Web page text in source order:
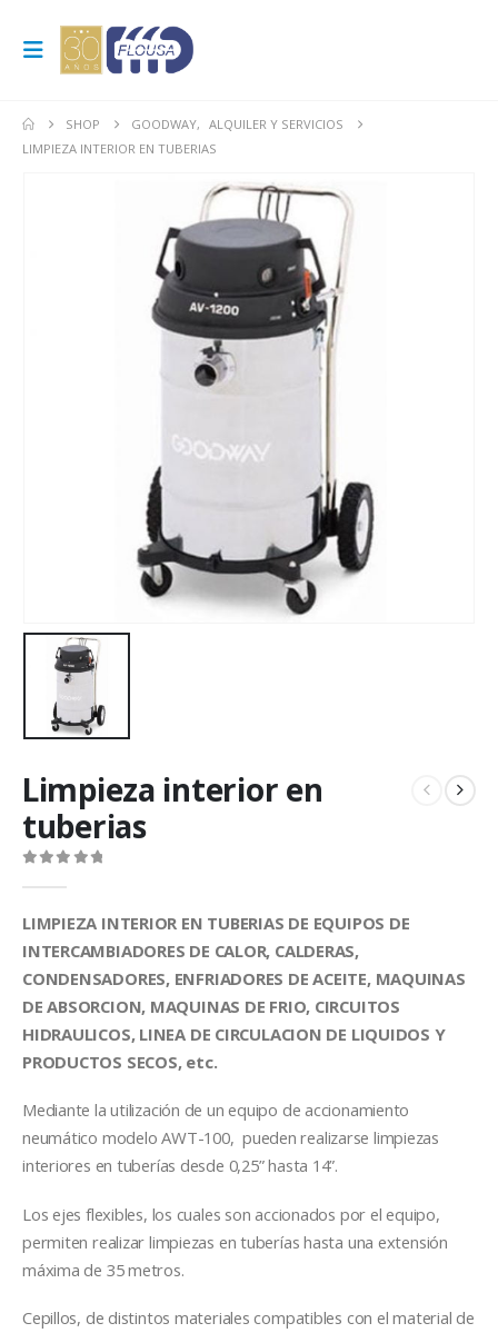
SHOP GOODWAY,
ALQUILER Y SERVICIOS
LIMPIEZA INTERIOR EN TUBERIAS
Limpieza interior en
tuberias
LIMPIEZA INTERIOR EN TUBERIAS DE EQUIPOS DE
INTERCAMBIADORES DE CALOR, CALDERAS,
CONDENSADORES, ENFRIADORES DE ACEITE, MAQUINAS
DE ABSORCION, MAQUINAS DE FRIO, CIRCUITOS
HIDRAULICOS, LINEA DE CIRCULACION DE LIQUIDOS Y
PRODUCTOS SECOS, etc.
Mediante la utilización de un equipo de accionamiento
neumático modelo AWT-100, pueden realizarse limpiezas
interiores en tuberías desde 0,25” hasta 14”.
Los ejes flexibles, los cuales son accionados por el equipo,
permiten realizar limpiezas en tuberías hasta una extensión
máxima de 35 metros.
Cepillos, de distintos materiales compatibles con el material de